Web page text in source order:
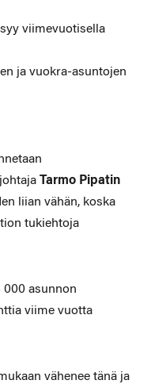
viimevuotisella
ja vuokra-asuntojen
Tarmo Pipatin
liian vähän, koska
tukiehtoja
000 asunnon
viime vuotta
vähenee tänä ja